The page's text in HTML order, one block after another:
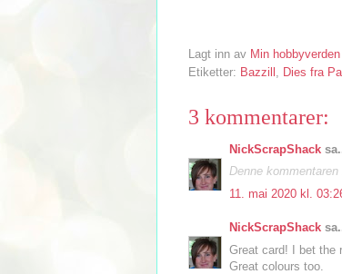
Lagt inn av Min hobbyverden
Etiketter: Bazzill Dies fra
3 kommentarer:
NickScrapShack
Denne
11. mai 2020 kl.
NickScrapShack
Great card! I bet the
Great colours too.